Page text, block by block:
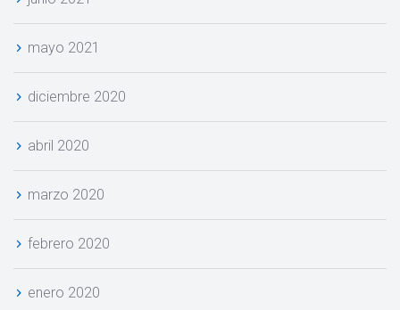
mayo 2021
diciembre 2020
abril 2020
marzo 2020
febrero 2020
enero 2020